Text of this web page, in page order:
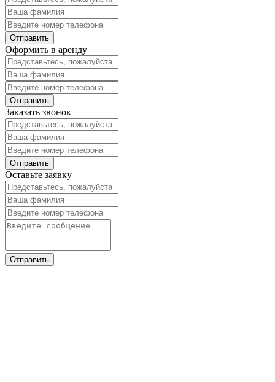
Оформить в аренду
Заказать звонок
Оставьте заявку